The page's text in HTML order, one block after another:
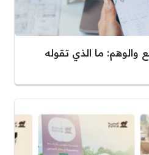
والوهم: ما الذي تقوله